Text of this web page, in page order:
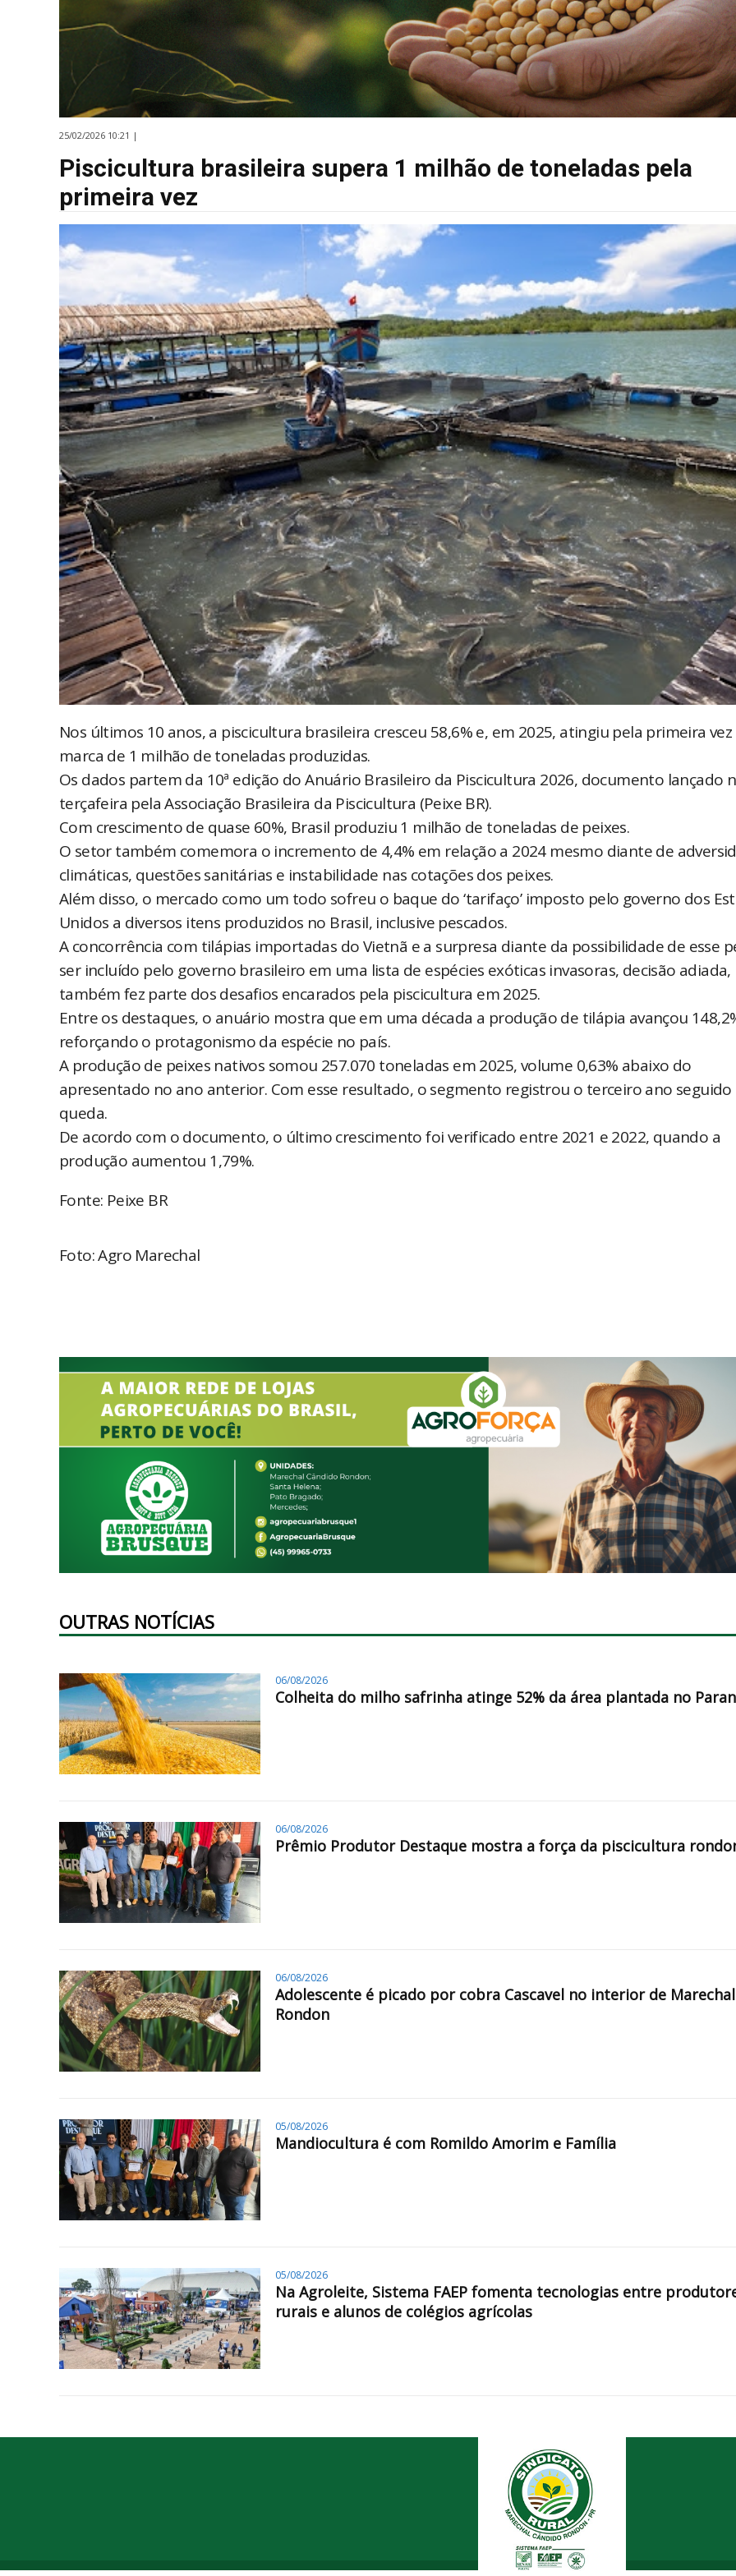
25/02/2026 10:21 |
Piscicultura brasileira supera 1 milhão de toneladas pela
primeira vez
Nos últimos 10 anos, a piscicultura brasileira cresceu 58,6% e, em 2025, atingiu pela primeira vez
marca de 1 milhão de toneladas produzidas.
Os dados partem da 10ª edição do Anuário Brasileiro da Piscicultura 2026, documento lançado
terçafeira pela Associação Brasileira da Piscicultura (Peixe BR).
Com crescimento de quase 60%, Brasil produziu 1 milhão de toneladas de peixes.
O setor também comemora o incremento de 4,4% em relação a 2024 mesmo diante de
climáticas, questões sanitárias e instabilidade nas cotações dos peixes.
Além disso, o mercado como um todo sofreu o baque do ‘tarifaço’ imposto pelo governo dos
Unidos a diversos itens produzidos no Brasil, inclusive pescados.
A concorrência com tilápias importadas do Vietnã e a surpresa diante da possibilidade de esse
ser incluído pelo governo brasileiro em uma lista de espécies exóticas invasoras, decisão adiada,
também fez parte dos desafios encarados pela piscicultura em 2025.
Entre os destaques, o anuário mostra que em uma década a produção de tilápia avançou
reforçando o protagonismo da espécie no país.
A produção de peixes nativos somou 257.070 toneladas em 2025, volume 0,63% abaixo do
apresentado no ano anterior. Com esse resultado, o segmento registrou o terceiro ano seguido
queda.
De acordo com o documento, o último crescimento foi verificado entre 2021 e 2022, quando a
produção aumentou 1,79%.
Fonte: Peixe BR
Foto: Agro Marechal
OUTRAS NOTÍCIAS
06/08/2026
Colheita do milho safrinha atinge 52% da área plantada no
06/08/2026
Prêmio Produtor Destaque mostra a força da piscicultura
06/08/2026
Adolescente é picado por cobra Cascavel no interior de Marechal
Rondon
05/08/2026
Mandiocultura é com Romildo Amorim e Família
05/08/2026
Na Agroleite, Sistema FAEP fomenta tecnologias entre
rurais e alunos de colégios agrícolas